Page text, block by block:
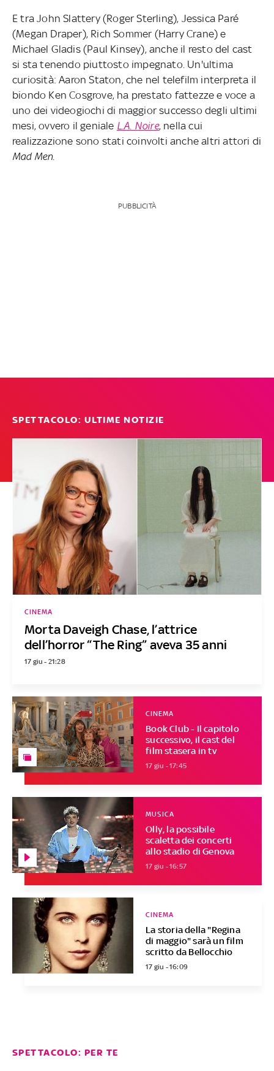
E tra John Slattery (Roger Sterling), Jessica Paré
(Megan Draper), Rich Sommer (Harry Crane) e
Michael Gladis (Paul Kinsey), anche il resto del cast
si sta tenendo piuttosto impegnato. Un'ultima
curiosità: Aaron Staton, che nel telefilm interpreta il
biondo Ken Cosgrove, ha prestato fattezze e voce a
uno dei videogiochi di maggior successo degli ultimi
mesi, ovvero il geniale L.A. Noire, nella cui
realizzazione sono stati coinvolti anche altri attori di
Mad Men.
PUBBLICITÀ
SPETTACOLO: ULTIME NOTIZIE
Morta Daveigh Chase, l’attrice
dell’horror “The Ring” aveva 35 anni
CINEMA
17 giu - 21:28
Book Club - Il capitolo
successivo, il cast del
film stasera in tv
CINEMA
17 giu - 17:45
Olly, la possibile
scaletta dei concerti
allo stadio di Genova
MUSICA
17 giu - 16:57
La storia della "Regina
di maggio" sarà un film
scritto da Bellocchio
CINEMA
17 giu - 16:09
SPETTACOLO: PER TE